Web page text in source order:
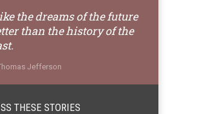
the dreams of the future
than the history of the
Jefferson
THESE STORIES